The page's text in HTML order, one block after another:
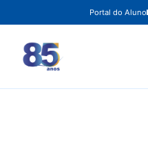
Portal do Aluno